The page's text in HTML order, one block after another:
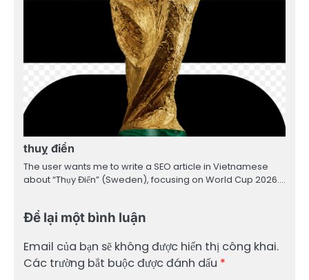
thuỵ điển
The user wants me to write a SEO article in Vietnamese
about “Thụy Điển” (Sweden), focusing on World Cup 2026.…
Để lại một bình luận
Email của bạn sẽ không được hiển thị công khai.
Các trường bắt buộc được đánh dấu *